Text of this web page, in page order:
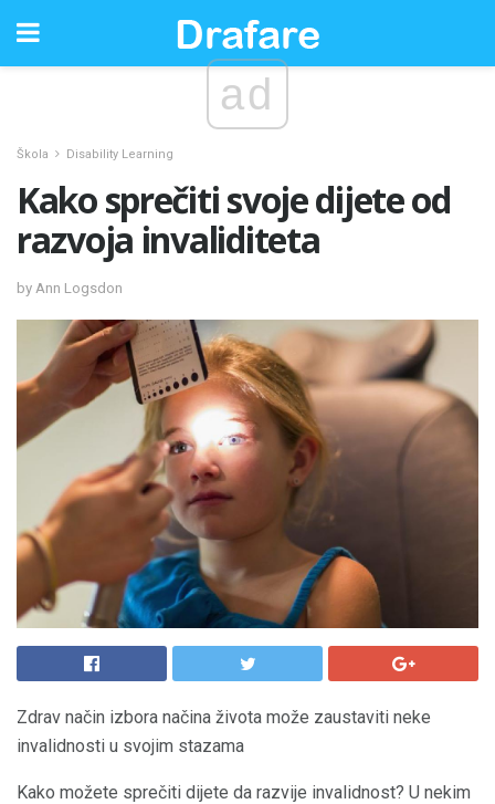
ad
Škola Disability Learning
Kako sprečiti svoje dijete od
razvoja invaliditeta
by Ann Logsdon
Zdrav način izbora načina života može zaustaviti neke
invalidnosti u svojim stazama
Kako možete sprečiti dijete da razvije invalidnost? U nekim